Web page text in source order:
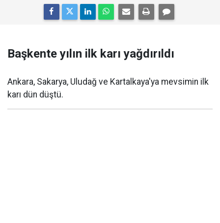
Başkente yılın ilk karı yağdırıldı
Ankara, Sakarya, Uludağ ve Kartalkaya'ya mevsimin ilk
karı dün düştü.